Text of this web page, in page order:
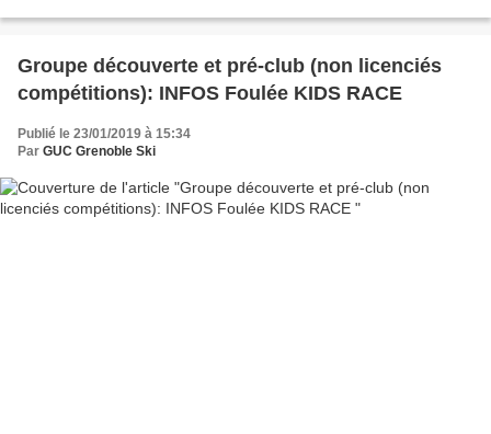
Groupe découverte et pré-club (non licenciés
compétitions): INFOS Foulée KIDS RACE
Publié le 23/01/2019 à 15:34
Par GUC Grenoble Ski